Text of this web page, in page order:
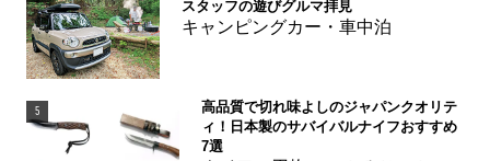
スタッフの遊びグルマ拝見
キャンピングカー・車中泊
5
高品質で切れ味よしのジャパンクオリテ
ィ！日本製のサバイバルナイフおすすめ
7選